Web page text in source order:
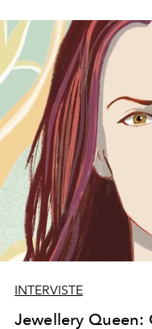
INTERVISTE
Jewellery Queen: